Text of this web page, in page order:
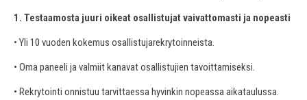
1. Testaamosta juuri oikeat osallistujat vaivattomasti ja nopeasti
• Yli 10 vuoden kokemus osallistujarekrytoinneista.
• Oma paneeli ja valmiit kanavat osallistujien tavoittamiseksi.
• Rekrytointi onnistuu tarvittaessa hyvinkin nopeassa aikataulussa.